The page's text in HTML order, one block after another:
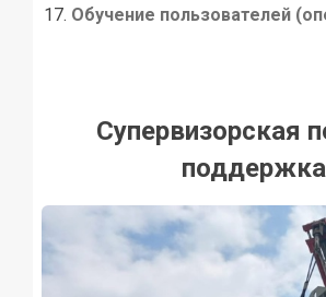
Обучение пользователей
Супервизорская
поддержка